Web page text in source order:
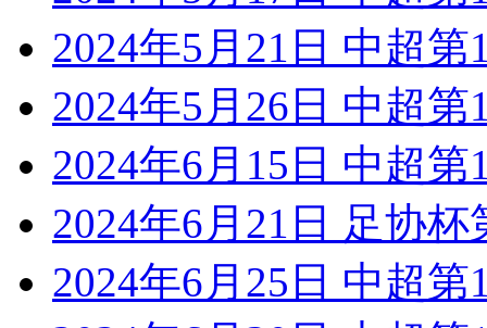
2024年5月21日 中超
2024年5月26日 中超
2024年6月15日 中超
2024年6月21日 足协
2024年6月25日 中超